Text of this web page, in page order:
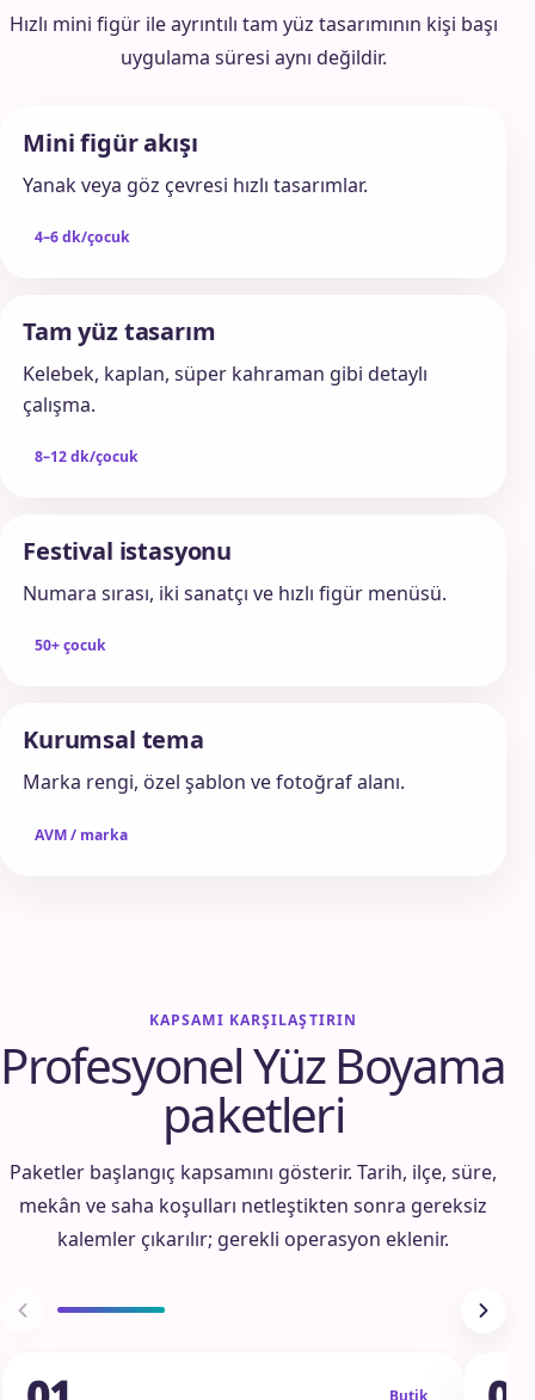
Hızlı mini figür ile ayrıntılı tam yüz tasarımının kişi başı
uygulama süresi aynı değildir.
Mini figür akışı
Yanak veya göz çevresi hızlı tasarımlar.
4–6 dk/çocuk
Tam yüz tasarım
Kelebek, kaplan, süper kahraman gibi detaylı
çalışma.
8–12 dk/çocuk
Festival istasyonu
Numara sırası, iki sanatçı ve hızlı figür menüsü.
50+ çocuk
Kurumsal tema
Marka rengi, özel şablon ve fotoğraf alanı.
AVM / marka
KAPSAMI KARŞILAŞTIRIN
Profesyonel Yüz Boyama
paketleri
Paketler başlangıç kapsamını gösterir. Tarih, ilçe, süre,
mekân ve saha koşulları netleştikten sonra gereksiz
kalemler çıkarılır; gerekli operasyon eklenir.
Butik